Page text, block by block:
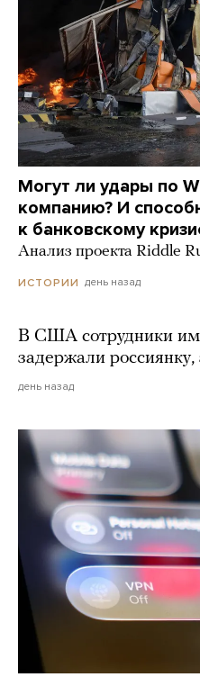
Могут ли удары по
компанию? И
к банковскому
Анализ проекта Riddle
ИСТОРИИ день назад
В США сотрудники
задержали
день назад